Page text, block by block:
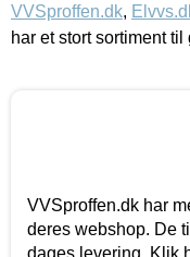
VVSproffen.dk,
har et stort sortiment til
VVSproffen.dk har
deres webshop. De
dages levering. Klik